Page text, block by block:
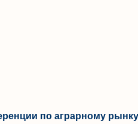
по аграрному